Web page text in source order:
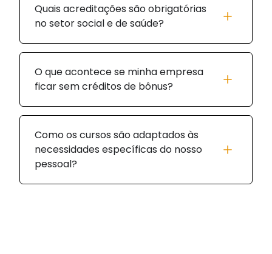
Quais acreditações são obrigatórias
no setor social e de saúde?
O que acontece se minha empresa
ficar sem créditos de bônus?
Como os cursos são adaptados às
necessidades específicas do nosso
pessoal?